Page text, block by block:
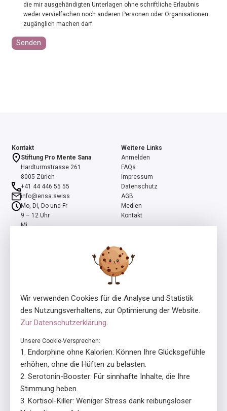
die mir ausgehändigten Unterlagen ohne schriftliche Erlaubnis
weder vervielfachen noch anderen Personen oder Organisationen
zugänglich machen darf.
Senden
Kontakt
Stiftung Pro Mente Sana
Hardturmstrasse 261
8005 Zürich
+41 44 446 55 55
info@ensa.swiss
Mo, Di, Do und Fr
9 – 12 Uhr
Mi
Weitere Links
Anmelden
FAQs
Impressum
Datenschutz
AGB
Medien
Kontakt
ensa ist ein Programm der Stiftung Pro Mente Sana, mitinitiiert und
unterstützt durch die Beisheim Stiftung.
In Zusammenarbeit mit
Wir verwenden Cookies für die Analyse und Statistik
des Nutzungsverhaltens, zur Optimierung der Website.
Zur Datenschutzerklärung
Unsere Cookie-Versprechen:
Endorphine ohne Kalorien: Können Ihre Glücksgefühle
erhöhen, ohne die Hüften zu belasten.
Serotonin-Booster: Für sinnhafte Inhalte, die Ihre
Stimmung heben.
Kortisol-Killer: Weniger Stress dank reibungsloser